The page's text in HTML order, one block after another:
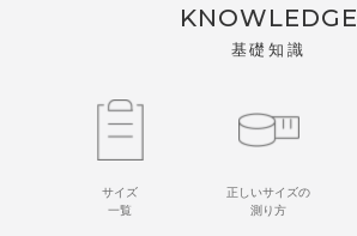
KNOWLEDGE
基礎知識
サイズ
一覧
正しいサイズの
測り方